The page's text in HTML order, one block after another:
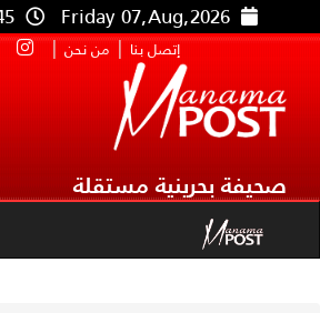
Friday 07,Aug,2026
07:45
إتصل بنا | من نحن |
صحيفة بحرينية مستقلة